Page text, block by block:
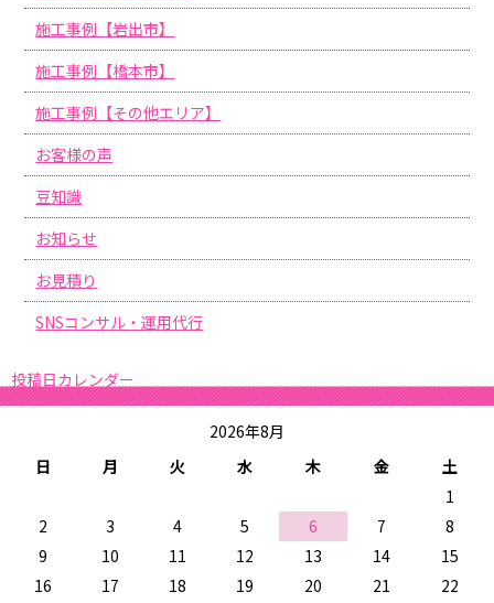
施工事例【岩出市】
施工事例【橋本市】
施工事例【その他エリア】
お客様の声
豆知識
お知らせ
お見積り
SNSコンサル・運用代行
投稿日カレンダー
2026年8月
日
月 火 水 木 金
土
1
2
3 4 5 6 7
8
9
10 11 12 13 14
15
16
17 18 19 20 21 22